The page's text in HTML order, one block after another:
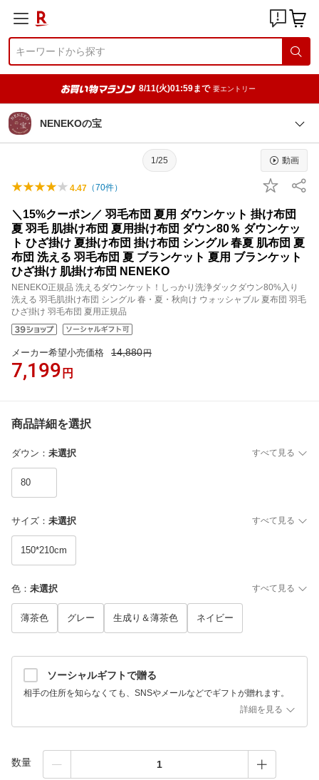
8/11(火)01:59まで 要エントリー
NENEKOの宝
1/25 動画
4.47 （70件）
＼15%クーポン／ 羽毛布団 夏用 ダウンケット 掛け布団
夏 羽毛 肌掛け布団 夏用掛け布団 ダウン80％ ダウンケッ
ト ひざ掛け 夏掛け布団 掛け布団 シングル 春夏 肌布団 夏
布団 洗える 羽毛布団 夏 ブランケット 夏用 ブランケット
ひざ掛け 肌掛け布団 NENEKO
NENEKO正規品 洗えるダウンケット！しっかり洗浄ダックダウン80%入り
洗える 羽毛肌掛け布団 シングル 春・夏・秋向け ウォッシャブル 夏布団 羽毛
ひざ掛け 羽毛布団 夏用正規品
メーカー希望小売価格 14,880円
7,199 円
商品詳細を選択
ダウン ： 未選択 すべて見る
80
サイズ ： 未選択 すべて見る
150*210cm
色 ： 未選択 すべて見る
薄茶色 グレー 生成り＆薄茶色 ネイビー
ソーシャルギフトで贈る
相手の住所を知らなくても、SNSやメールなどでギフトが贈れます。
詳細を見る
数量